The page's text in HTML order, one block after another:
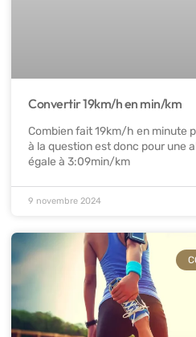
Convertir 19km/h en min/km
Combien fait 19km/h en minute
à la question est donc pour une
égale à 3:09min/km
9 novembre 2024